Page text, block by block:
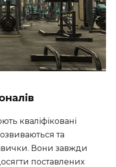
кваліфіковані
та
Вони завжди
поставлених